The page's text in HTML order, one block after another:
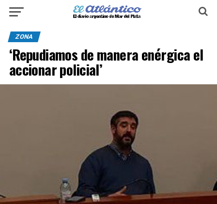
ZONA
‘Repudiamos de manera enérgica el
accionar policial’